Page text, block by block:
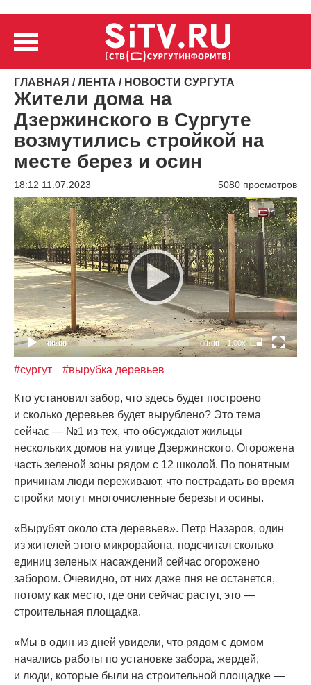
ГЛАВНАЯ /ЛЕНТА / НОВОСТИ СУРГУТА
Жители дома на
Дзержинского в Сургуте
возмутились стройкой на
месте берез и осин
18:12 11.07.2023 5080 просмотров
Видеоплеер
00:00 00:00 1.00x
#сургут #вырубка деревьев
Кто установил забор, что здесь будет построено
и сколько деревьев будет вырублено? Это тема
сейчас — №1 из тех, что обсуждают жильцы
нескольких домов на улице Дзержинского. Огорожена
часть зеленой зоны рядом с 12 школой. По понятным
причинам люди переживают, что пострадать во время
стройки могут многочисленные березы и осины.
«Вырубят около ста деревьев». Петр Назаров, один
из жителей этого микрорайона, подсчитал сколько
единиц зеленых насаждений сейчас огорожено
забором. Очевидно, от них даже пня не останется,
потому как место, где они сейчас растут, это —
строительная площадка.
«Мы в один из дней увидели, что рядом с домом
начались работы по установке забора, жердей,
и люди, которые были на строительной площадке —